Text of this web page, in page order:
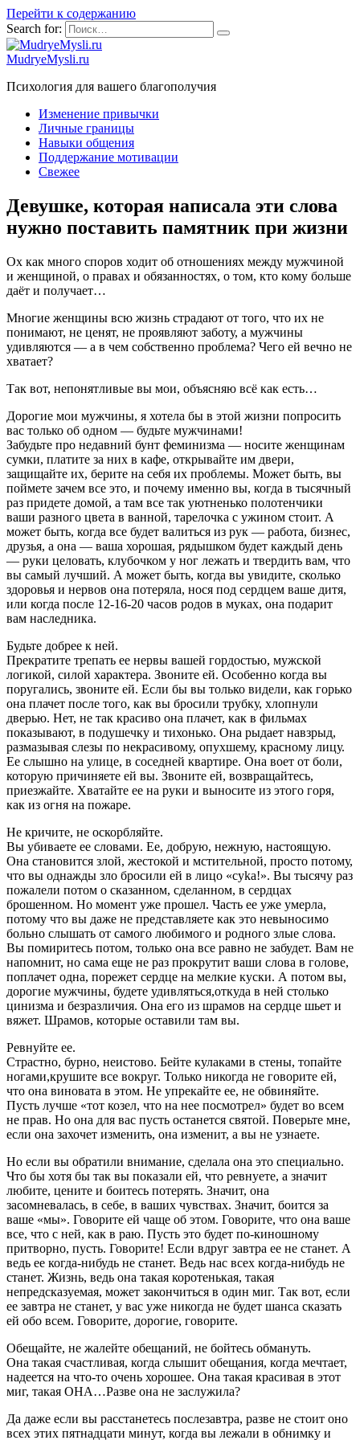
Перейти к содержанию
Search for:
MudryeMysli.ru
Психология для вашего благополучия
Изменение привычки
Личные границы
Навыки общения
Поддержание мотивации
Свежее
Девушке, которая написала эти слова
нужно поставить памятник при жизни
Ох как много споров ходит об отношениях между мужчиной
и женщиной, о правах и обязанностях, о том, кто кому больше
даёт и получает…
Многие женщины всю жизнь страдают от того, что их не
понимают, не ценят, не проявляют заботу, а мужчины
удивляются — а в чем собственно проблема? Чего ей вечно не
хватает?
Так вот, непонятливые вы мои, объясняю всё как есть…
Дорогие мои мужчины, я хотела бы в этой жизни попросить
вас только об одном — будьте мужчинами!
Забудьте про недавний бунт феминизма — носите женщинам
сумки, платите за них в кафе, открывайте им двери,
защищайте их, берите на себя их проблемы. Может быть, вы
поймете зачем все это, и почему именно вы, когда в тысячный
раз придете домой, а там все так уютненько полотенчики
ваши разного цвета в ванной, тарелочка с ужином стоит. А
может быть, когда все будет валиться из рук — работа, бизнес,
друзья, а она — ваша хорошая, рядышком будет каждый день
— руки целовать, клубочком у ног лежать и твердить вам, что
вы самый лучший. А может быть, когда вы увидите, сколько
здоровья и нервов она потеряла, нося под сердцем ваше дитя,
или когда после 12-16-20 часов родов в муках, она подарит
вам наследника.
Будьте добрее к ней.
Прекратите трепать ее нервы вашей гордостью, мужской
логикой, силой характера. Звоните ей. Особенно когда вы
поругались, звоните ей. Если бы вы только видели, как горько
она плачет после того, как вы бросили трубку, хлопнули
дверью. Нет, не так красиво она плачет, как в фильмах
показывают, в подушечку и тихонько. Она рыдает навзрыд,
размазывая слезы по некрасивому, опухшему, красному лицу.
Ее слышно на улице, в соседней квартире. Она воет от боли,
которую причиняете ей вы. Звоните ей, возвращайтесь,
приезжайте. Хватайте ее на руки и выносите из этого горя,
как из огня на пожаре.
Не кричите, не оскорбляйте.
Вы убиваете ее словами. Ее, добрую, нежную, настоящую.
Она становится злой, жестокой и мстительной, просто потому,
что вы однажды зло бросили ей в лицо «сykа!». Вы тысячу раз
пожалели потом о сказанном, сделанном, в сердцах
брошенном. Но момент уже прошел. Часть ее уже умерла,
потому что вы даже не представляете как это невыносимо
больно слышать от самого любимого и родного злые слова.
Вы помиритесь потом, только она все равно не забудет. Вам не
напомнит, но сама еще не раз прокрутит ваши слова в голове,
поплачет одна, порежет сердце на мелкие куски. А потом вы,
дорогие мужчины, будете удивляться,откуда в ней столько
цинизма и безразличия. Она его из шрамов на сердце шьет и
вяжет. Шрамов, которые оставили там вы.
Ревнуйте ее.
Страстно, бурно, неистово. Бейте кулаками в стены, топайте
ногами,крушите все вокруг. Только никогда не говорите ей,
что она виновата в этом. Не упрекайте ее, не обвиняйте.
Пусть лучше «тот козел, что на нее посмотрел» будет во всем
не прав. Но она для вас пусть останется святой. Поверьте мне,
если она захочет изменить, она изменит, а вы не узнаете.
Но если вы обратили внимание, сделала она это специально.
Что бы хотя бы так вы показали ей, что ревнуете, а значит
любите, цените и боитесь потерять. Значит, она
засомневалась, в себе, в ваших чувствах. Значит, боится за
ваше «мы». Говорите ей чаще об этом. Говорите, что она ваше
все, что с ней, как в раю. Пусть это будет по-киношному
притворно, пусть. Говорите! Если вдруг завтра ее не станет. А
ведь ее когда-нибудь не станет. Ведь нас всех когда-нибудь не
станет. Жизнь, ведь она такая коротенькая, такая
непредсказуемая, может закончиться в один миг. Так вот, если
ее завтра не станет, у вас уже никогда не будет шанса сказать
ей обо всем. Говорите, дорогие, говорите.
Обещайте, не жалейте обещаний, не бойтесь обмануть.
Она такая счастливая, когда слышит обещания, когда мечтает,
надеется на что-то очень хорошее. Она такая красивая в этот
миг, такая ОНА…Разве она не заслужила?
Да даже если вы расстанетесь послезавтра, разве не стоит оно
всех этих пятнадцати минут, когда вы лежали в обнимку и